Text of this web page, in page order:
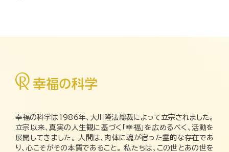
幸福の科学は1986年、大川隆法総裁によって立宗されました。
立宗以来、真実の人生観に基づく「幸福」を広めるべく、活動を
展開してきました。 人間は、肉体に魂が宿った霊的な存在であ
り、心こそがその本質であること。 私たちは、この世とあの世を